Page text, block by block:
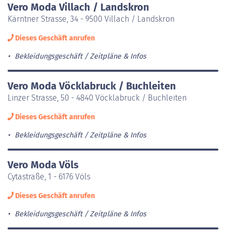
Vero Moda Villach / Landskron
Kärntner Strasse, 34 - 9500 Villach / Landskron
Dieses Geschäft anrufen
Bekleidungsgeschäft Zeitpläne & Infos
Vero Moda Vöcklabruck / Buchleiten
Linzer Strasse, 50 - 4840 Vöcklabruck / Buchleiten
Dieses Geschäft anrufen
Bekleidungsgeschäft Zeitpläne & Infos
Vero Moda Völs
Cytastraße, 1 - 6176 Völs
Dieses Geschäft anrufen
Bekleidungsgeschäft Zeitpläne & Infos